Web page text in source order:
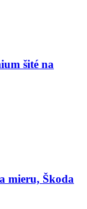
šité na
mieru, Škoda